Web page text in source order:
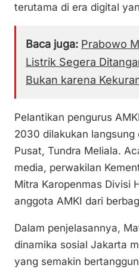
terutama di era digital
Baca juga: Prabowo
Listrik Segera
Bukan karena
Pelantikan pengurus
2030 dilakukan langsung
Pusat, Tundra Meliala.
media, perwakilan
Mitra Karopenmas Divisi
anggota AMKI dari
Dalam penjelasannya,
dinamika sosial Jakarta
yang semakin